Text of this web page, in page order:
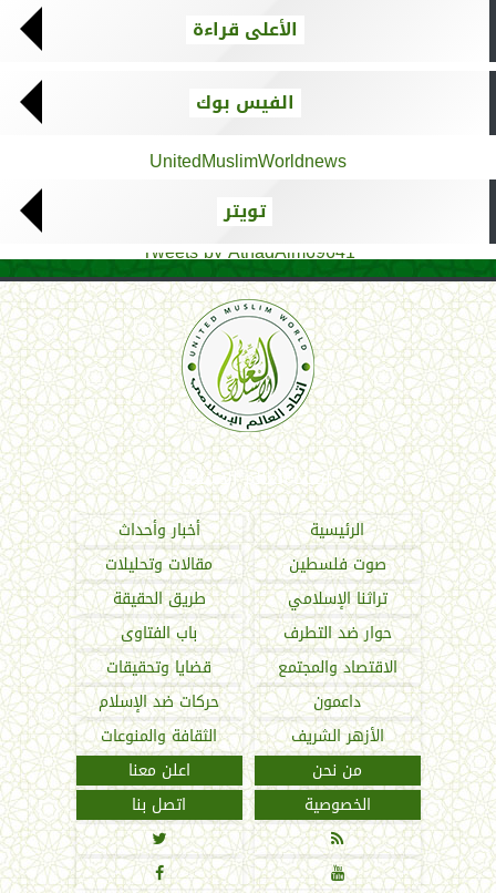
الأعلى قراءة
الفيس بوك
UnitedMuslimWorldnews
تويتر
Tweets by AthadAlm69641
اتحاد العالم الإسلامي
الرئيسية
أخبار وأحداث
صوت فلسطين
مقالات وتحليلات
تراثنا الإسلامي
طريق الحقيقة
حوار ضد التطرف
باب الفتاوى
الاقتصاد والمجتمع
قضايا وتحقيقات
داعمون
حركات ضد الإسلام
الأزهر الشريف
الثقافة والمنوعات
من نحن
اعلن معنا
الخصوصية
اتصل بنا



